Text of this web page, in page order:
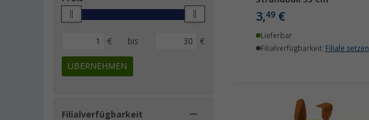
€ bis €
ÜBERNEHMEN
Filialverfügbarkeit
3,49 €
Lieferbar
Filialverfügbarkeit: Filiale setzen